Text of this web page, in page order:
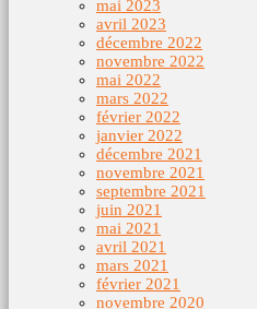
mai 2023
avril 2023
décembre 2022
novembre 2022
mai 2022
mars 2022
février 2022
janvier 2022
décembre 2021
novembre 2021
septembre 2021
juin 2021
mai 2021
avril 2021
mars 2021
février 2021
novembre 2020